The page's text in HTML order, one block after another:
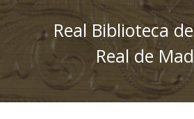
Real Biblioteca
Real de